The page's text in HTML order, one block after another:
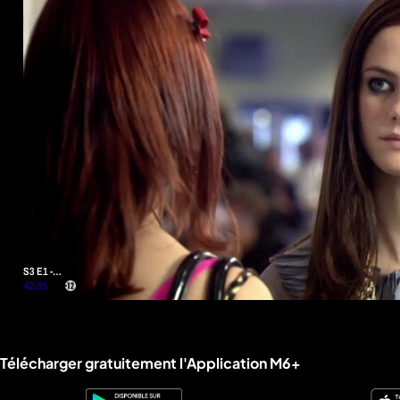
S3 E1 -
Nouvelles
42:35
Liens utiles M6+.
Télécharger gratuitement l'Application M6+